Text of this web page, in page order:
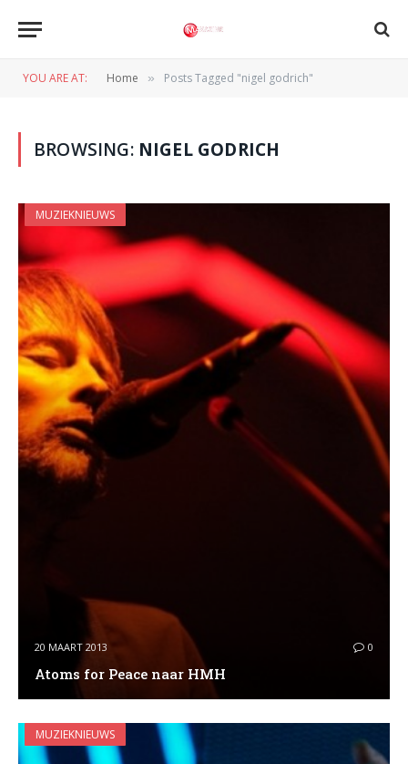
YOU ARE AT: Home » Posts Tagged "nigel godrich"
BROWSING: NIGEL GODRICH
MUZIEKNIEUWS
20 MAART 2013 0
Atoms for Peace naar HMH
MUZIEKNIEUWS